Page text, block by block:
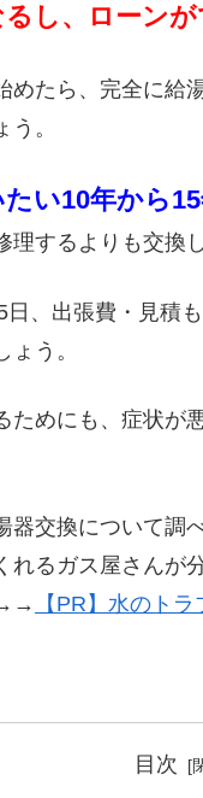
し、ローンが
めたら、完全に給
。
い10年から15
するよりも交換
、出張費・見積
う。
ためにも、症状が
器交換について
れるガス屋さんが
【PR】水のト
目次